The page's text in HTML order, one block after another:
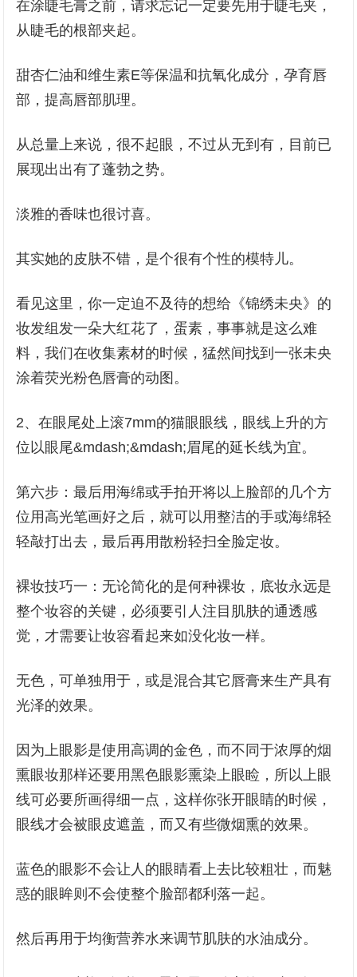
在涂睫毛膏之前，请求忘记一定要先用于睫毛夹，
从睫毛的根部夹起。
甜杏仁油和维生素E等保温和抗氧化成分，孕育唇
部，提高唇部肌理。
从总量上来说，很不起眼，不过从无到有，目前已
展现出出有了蓬勃之势。
淡雅的香味也很讨喜。
其实她的皮肤不错，是个很有个性的模特儿。
看见这里，你一定迫不及待的想给《锦绣未央》的
妆发组发一朵大红花了，蛋素，事事就是这么难
料，我们在收集素材的时候，猛然间找到一张未央
涂着荧光粉色唇膏的动图。
2、在眼尾处上滚7mm的猫眼眼线，眼线上升的方
位以眼尾&mdash;&mdash;眉尾的延长线为宜。
第六步：最后用海绵或手拍开将以上脸部的几个方
位用高光笔画好之后，就可以用整洁的手或海绵轻
轻敲打出去，最后再用散粉轻扫全脸定妆。
裸妆技巧一：无论简化的是何种裸妆，底妆永远是
整个妆容的关键，必须要引人注目肌肤的通透感
觉，才需要让妆容看起来如没化妆一样。
无色，可单独用于，或是混合其它唇膏来生产具有
光泽的效果。
因为上眼影是使用高调的金色，而不同于浓厚的烟
熏眼妆那样还要用黑色眼影熏染上眼睑，所以上眼
线可必要所画得细一点，这样你张开眼睛的时候，
眼线才会被眼皮遮盖，而又有些微烟熏的效果。
蓝色的眼影不会让人的眼睛看上去比较粗壮，而魅
惑的眼眸则不会使整个脸部都利落一起。
然后再用于均衡营养水来调节肌肤的水油成分。